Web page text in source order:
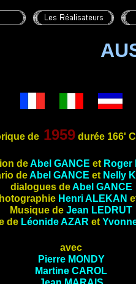
de1959durée 166'
deAbel GANCE et Roger
deAbel GANCE et Nelly
dialogues deAbel GANCE
Henri ALEKAN
Musique de Jean LEDRUT
de LéonideAZAR et
avec
Pierre MONDY
Martine CAROL